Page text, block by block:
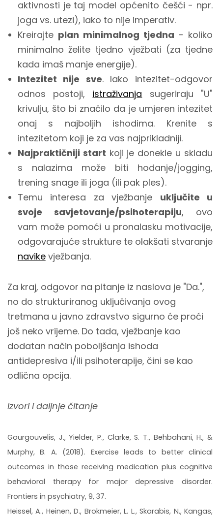
aktivnosti je taj model općenito češći - npr.
joga vs. utezi), iako to nije imperativ.
Kreirajte plan minimalnog tjedna - koliko
minimalno želite tjedno vježbati (za tjedne
kada imaš manje energije).
Intezitet nije sve. Iako intezitet-odgovor
odnos postoji, istraživanja sugeriraju "U"
krivulju, što bi značilo da je umjeren intezitet
onaj s najboljih ishodima. Krenite s
intezitetom koji je za vas najprikladniji.
Najpraktičniji start koji je donekle u skladu
s nalazima može biti hodanje/jogging,
trening snage ili joga (ili pak ples).
Temu interesa za vježbanje uključite u
svoje savjetovanje/psihoterapiju, ovo
vam može pomoći u pronalasku motivacije,
odgovarajuće strukture te olakšati stvaranje
navikevježbanja.
Za kraj, odgovor na pitanje iz naslova je "Da.",
no do strukturiranog uključivanja ovog
tretmana u javno zdravstvo sigurno će proći
još neko vrijeme. Do tada, vježbanje kao
dodatan način poboljšanja ishoda
antidepresiva i/ili psihoterapije, čini se kao
odlična opcija.
Izvori i daljnje čitanje
Gourgouvelis, J., Yielder, P., Clarke, S. T., Behbahani, H., &
Murphy, B. A. (2018). Exercise leads to better clinical
outcomes in those receiving medication plus cognitive
behavioral therapy for major depressive disorder.
Frontiers in psychiatry, 9, 37.
Heissel, A., Heinen, D., Brokmeier, L. L., Skarabis, N., Kangas,